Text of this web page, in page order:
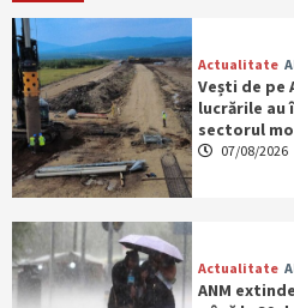
Actualitate
Vești de pe
lucrările au
sectorul
07/08/2026
Actualitate
ANM